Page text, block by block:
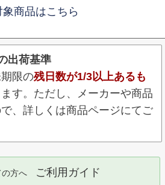
商品はこちら
出荷基準
限の残日数が1/3以上あるも
す。ただし、メーカーや商品
、詳しくは商品ページにてご
の方へ ご利用ガイド